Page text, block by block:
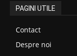
PAGINI UTILE
Contact
Despre noi